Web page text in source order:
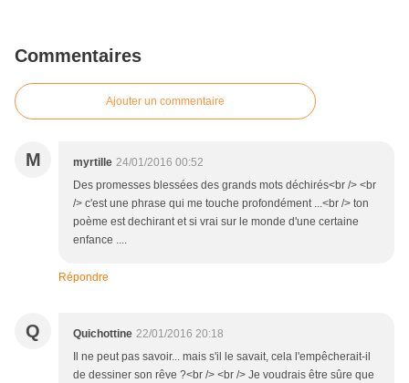
Commentaires
Ajouter un commentaire
M myrtille 24/01/2016 00:52
Des promesses blessées des grands mots déchirés<br /> <br
/> c'est une phrase qui me touche profondément ...<br /> ton
poème est dechirant et si vrai sur le monde d'une certaine
enfance ....
Répondre
Q Quichottine 22/01/2016 20:18
Il ne peut pas savoir... mais s'il le savait, cela l'empêcherait-il
de dessiner son rêve ?<br /> <br /> Je voudrais être sûre que